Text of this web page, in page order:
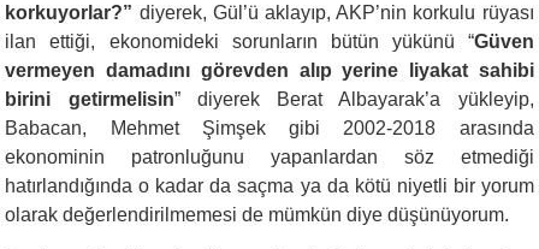
korkuyorlar?” diyerek, Gül’ü aklayıp, AKP’nin korkulu rüyası
ilan ettiği, ekonomideki sorunların bütün yükünü “Güven
vermeyen damadını görevden alıp yerine liyakat sahibi
birini getirmelisin”diyerek Berat Albayarak’a yükleyip,
Babacan, Mehmet Şimşek gibi 2002-2018 arasında
ekonominin patronluğunu yapanlardan söz etmediği
hatırlandığında o kadar da saçma ya da kötü niyetli bir yorum
olarak değerlendirilmemesi de mümkün diye düşünüyorum.